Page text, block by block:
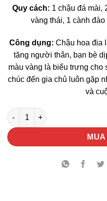
Quy cách: 1 chậu đá mài,
vàng thái, 1 cành
Công dụng: Chậu hoa địa
tặng người thân, bạn bè
màu vàng là biểu trưng
chúc đến gia chủ luôn gặp
và
Chậu Hoa Địa Lan Vàng Để